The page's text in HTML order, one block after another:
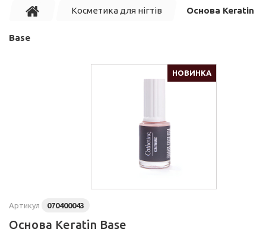
Косметика для нігтів Основа Keratin
Base
НОВИНКА
Артикул 070400043
Основа Keratin Base